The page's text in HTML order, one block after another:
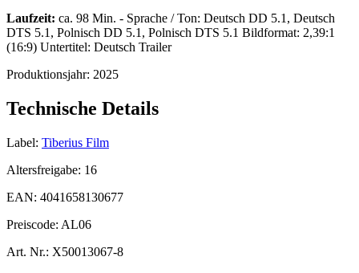
Laufzeit: ca. 98 Min. - Sprache / Ton: Deutsch DD 5.1, Deutsch
DTS 5.1, Polnisch DD 5.1, Polnisch DTS 5.1 Bildformat: 2,39:1
(16:9) Untertitel: Deutsch Trailer
Produktionsjahr: 2025
Technische Details
Label: Tiberius Film
Altersfreigabe: 16
EAN: 4041658130677
Preiscode: AL06
Art. Nr.: X50013067-8